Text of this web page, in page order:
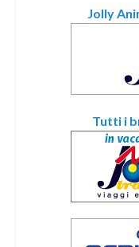
Jolly
Tutti i